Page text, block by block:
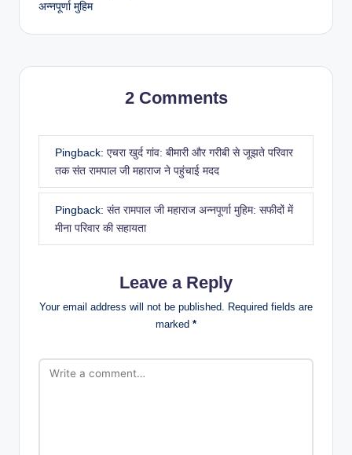
अन्नपूर्णा मुहिम
2 Comments
Pingback: एचरा खुर्द गांव: बीमारी और गरीबी से जूझते परिवार
तक संत रामपाल जी महाराज ने पहुंचाई मदद
Pingback: संत रामपाल जी महाराज अन्नपूर्णा मुहिम: सफीदों में
मीना परिवार की सहायता
Leave a Reply
Your email address will not be published.
Required fields are
marked *